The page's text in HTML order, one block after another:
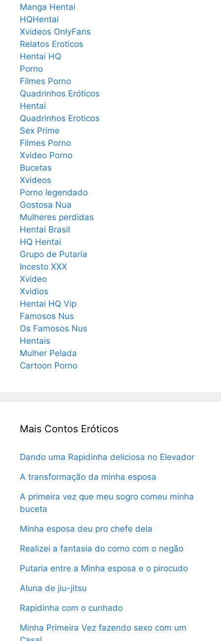
Manga Hentai
HQHentai
Xvideos OnlyFans
Relatos Eroticos
Hentai HQ
Porno
Filmes Porno
Quadrinhos Eróticos
Hentai
Quadrinhos Eroticos
Sex Prime
Filmes Porno
Xvideo Porno
Bucetas
Xvideos
Porno legendado
Gostosa Nua
Mulheres perdidas
Hentai Brasil
HQ Hentai
Grupo de Putaria
Incesto XXX
Xvideo
Xvidios
Hentai HQ Vip
Famosos Nus
Os Famosos Nus
Hentais
Mulher Pelada
Cartoon Porno
Mais Contos Eróticos
Dando uma Rapidinha deliciosa no Elevador
A transformação da minha esposa
A primeira vez que meu sogro comeu minha
buceta
Minha esposa deu pro chefe dela
Realizei a fantasia do corno com o negão
Putaria entre a Minha esposa e o pirocudo
Aluna de jiu-jitsu
Rapidinha com o cunhado
Minha Primeira Vez fazendo sexo com um